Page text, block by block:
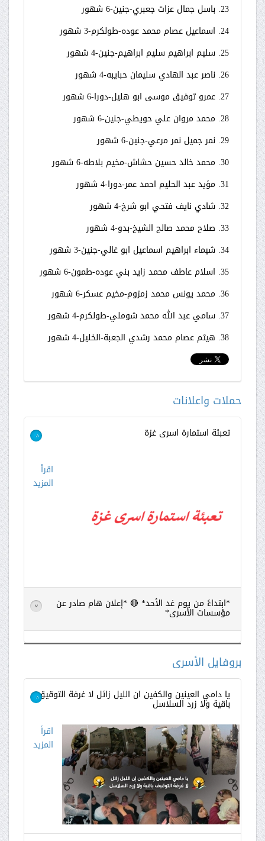
23. باسل جمال عزات جعبري-جنين-6 شهور
24. اسماعيل عصام محمد عوده-طولكرم-3 شهور
25. سليم ابراهيم سليم ابراهيم-جنين-4 شهور
26. ناصر عبد الهادي سليمان حبايبه-4 شهور
27. عمرو توفيق موسى ابو هليل-دورا-6 شهور
28. محمد مروان علي حويطي-جنين-6 شهور
29. نمر جميل نمر مرعي-جنين-6 شهور
30. محمد خالد حسين حشاش-مخيم بلاطه-6 شهور
31. مؤيد عبد الحليم احمد عمر-دورا-4 شهور
32. شادي نايف فتحي ابو شرخ-4 شهور
33. صلاح محمد صالح الشيخ-بدو-4 شهور
34. شيماء ابراهيم اسماعيل ابو غالي-جنين-3 شهور
35. اسلام عاطف محمد زايد بني عوده-طمون-6 شهور
36. محمد يونس محمد زمزوم-مخيم عسكر-6 شهور
37. سامي عبد الله محمد شوملي-طولكرم-4 شهور
38. هيثم عصام محمد رشدي الجعبة-الخليل-4 شهور
حملات واعلانات
تعبئة استمارة اسرى غزة >
اقرأ
المزيد
*ابتداءً من يوم غد الأحد* 🔴 *إعلان هام صادر عن
مؤسسات الأسرى* >
اقرأ
بروفايل الأسرى
يا دامي العينين والكفين ان الليل زائل لا غرفة التوقيق
باقية ولا زرد السلاسل >
اقرأ
المزيد